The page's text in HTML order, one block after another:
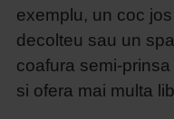
exemplu, un coc
decolteu sau un
coafura semi-
si ofera mai multa